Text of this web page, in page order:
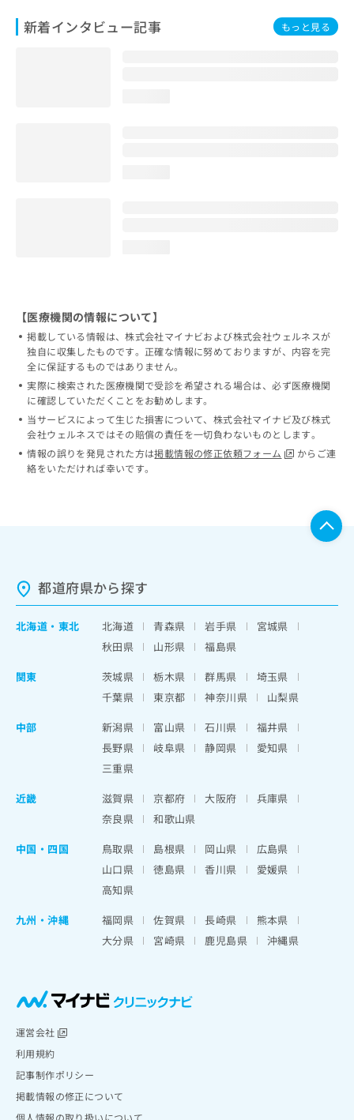
新着インタビュー記事 もっと見る
【医療機関の情報について】
掲載している情報は、株式会社マイナビおよび株式会社ウェルネスが
独自に収集したものです。正確な情報に努めておりますが、内容を完
全に保証するものではありません。
実際に検索された医療機関で受診を希望される場合は、必ず医療機関
に確認していただくことをお勧めします。
当サービスによって生じた損害について、株式会社マイナビ及び株式
会社ウェルネスではその賠償の責任を一切負わないものとします。
情報の誤りを発見された方は掲載情報の修正依頼フォーム
からご連
絡をいただければ幸いです。
都道府県から探す
北海道 ・ 東北 北海道 青森県 岩手県
宮城県
秋田県
山形県
福島県
関東
茨城県 栃木県 群馬県
埼玉県
千葉県
東京都 神奈川県
山梨県
中部
新潟県 富山県 石川県
福井県
長野県
岐阜県 静岡県
愛知県
三重県
近畿
滋賀県 京都府 大阪府
兵庫県
奈良県
和歌山県
中国・四国
鳥取県 島根県 岡山県
広島県
山口県
徳島県 香川県
愛媛県
高知県
九州・沖縄
福岡県 佐賀県 長崎県
熊本県
大分県
宮崎県 鹿児島県 沖縄県
運営会社
利用規約
記事制作ポリシー
掲載情報の修正について